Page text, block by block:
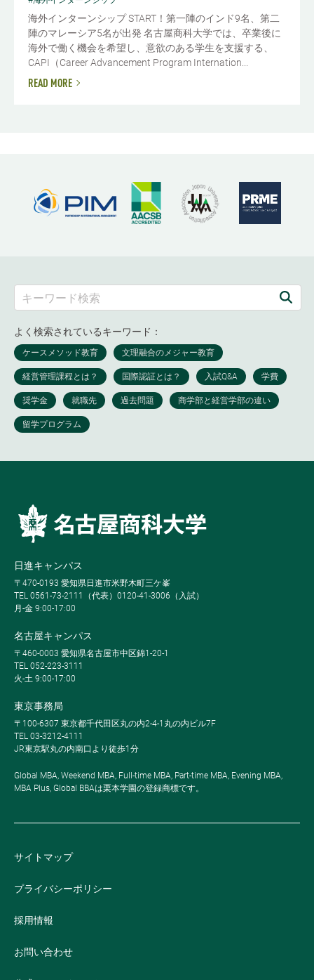
海外インターンシップ START！第一陣のインド9名、第二
陣のマレーシア5名が出発 名古屋商科大学では、卒業後に
海外で働く機会を希望し、意欲のある学生を支援する、
CAPI（Career Advancement Program Internation...
READ MORE
よく検索されているキーワード：
日進キャンパス
〒470-0193 愛知県日進市米野木町三ケ峯
TEL 0561-73-2111（代表）0120-41-3006（入試）
月-金 9:00-17:00
名古屋キャンパス
〒460-0003 愛知県名古屋市中区錦1-20-1
TEL 052-223-3111
火-土 9:00-17:00
東京事務局
〒100-6307 東京都千代田区丸の内2-4-1丸の内ビル7F
TEL 03-3212-4111
JR東京駅丸の内南口より徒歩1分
Global MBA, Weekend MBA, Full-time MBA, Part-time MBA, Evening MBA,
MBA Plus, Global BBAは栗本学園の登録商標です。
サイトマップ
プライバシーポリシー
採用情報
お問い合わせ